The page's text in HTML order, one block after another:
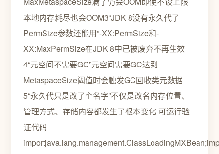
本地内存耗尽也会OOM3“JDK 8没有永久代了
PermSize参数还能用”-XX:PermSize和-
XX:MaxPermSize在JDK 8中已被废弃不再生效
4“元空间不需要GC”元空间需要GC达到
MetaspaceSize阈值时会触发GC回收类元数据
5“永久代只是改了个名字”不仅是改名内存位置、
管理方式、存储内容都发生了根本变化 可运行验
证代码